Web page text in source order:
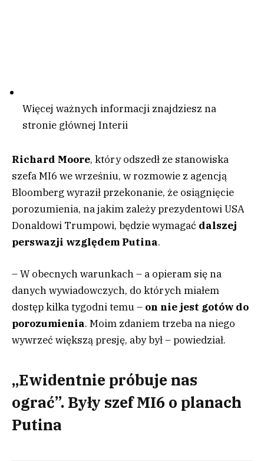
Więcej ważnych informacji znajdziesz na
stronie głównej Interii
Richard Moore, który odszedł ze stanowiska
szefa MI6 we wrześniu, w rozmowie z agencją
Bloomberg wyraził przekonanie, że osiągnięcie
porozumienia, na jakim zależy prezydentowi USA
Donaldowi Trumpowi, będzie wymagać dalszej
perswazji względem Putina.
– W obecnych warunkach – a opieram się na
danych wywiadowczych, do których miałem
dostęp kilka tygodni temu – on nie jest gotów do
porozumienia. Moim zdaniem trzeba na niego
wywrzeć większą presję, aby był – powiedział.
„Ewidentnie próbuje nas
ograć”. Były szef MI6 o planach
Putina